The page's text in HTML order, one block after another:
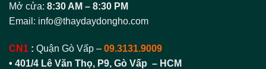
Mở cửa: 8:30 AM – 8:30 PM
Email: info@thaydaydongho.com
CN1 : Quận Gò Vấp – 09.3131.9009
• 401/4 Lê Văn Thọ, P9, Gò Vấp – HCM